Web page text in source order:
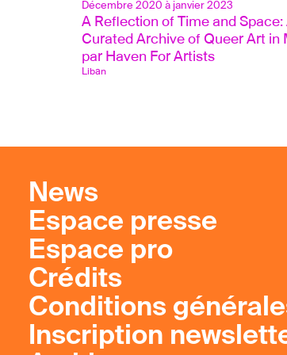
Décembre 2020 à janvier 2023
A Reflection of Time and Space:
Curated Archive of Queer Art in
par Haven For Artists
Liban
News
Espace presse
Espace pro
Crédits
Conditions
Inscription